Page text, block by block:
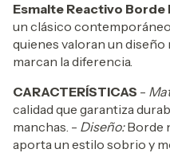
Esmalte Reactivo Borde
un clásico
quienes valoran un
marcan la diferencia.
CARACTERÍSTICAS -
calidad que garantiza
manchas. - Diseño:Borde
aporta un estilo sobrio y